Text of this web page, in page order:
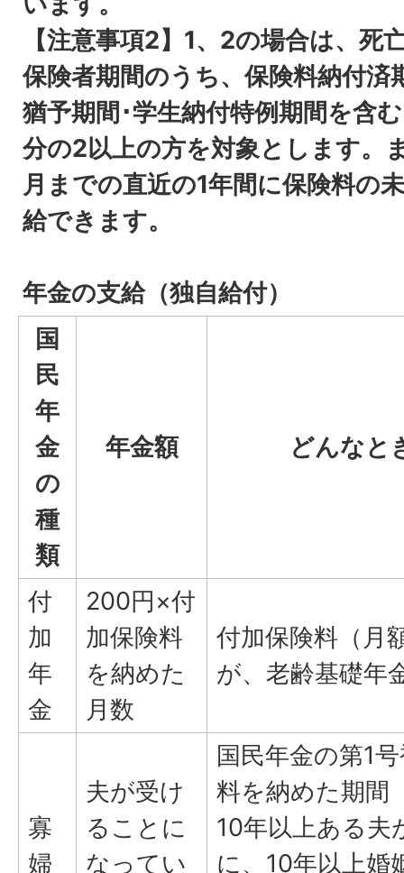
【注意事項2】1、2の場合は、死
保険者期間のうち、保険料納付済
猶予期間･学生納付特例期間を含
分の2以上の方を対象とします。
月までの直近の1年間に保険料の
給できます。
年金の支給（独自給付）
国
民
年
金
の
種
類
年金額 どんなと
付
加
年
金
200円×付
加保険料
を納めた
月数
付加保険料（月
が、老齢基礎年
寡
婦
夫が受け
ることに
なってい
国民年金の第1
料を納めた期間
10年以上ある夫
に、10年以上婚